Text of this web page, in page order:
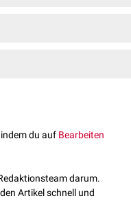
du auf Bearbeiten
darum.
Artikel schnell und